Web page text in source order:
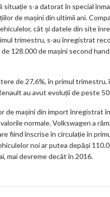
s-a datorat în special
de mașini din ultimii ani.
cât și datele din site
trimestru, s-au înregistrat
128.000 de mașini second
de 27,6%, în primul
au avut evoluții de peste
de mașini din import înregistrat
normale. Volkswagen a
fiind înscrise în circulație în
noi ar putea depăși
mai devreme decât în 2016.